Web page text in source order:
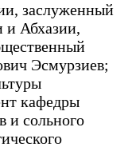
заслуженный
и Абхазии,
Эсмурзиев;
кафедры
и сольного